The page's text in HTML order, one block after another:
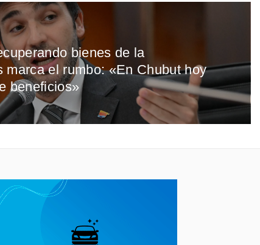
bienes de la
marca el rumbo: «En Chubut hoy
beneficios»